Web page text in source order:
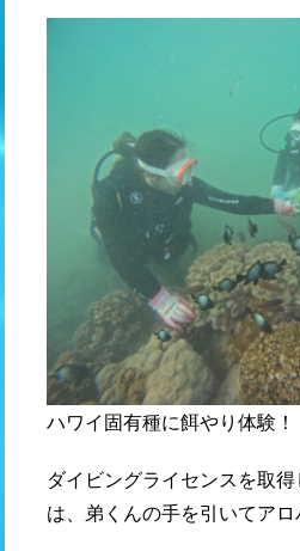
ハワイ固有種に餌やり体験！
ダイビングライセンスを取
は、弟くんの手を引いてアロ